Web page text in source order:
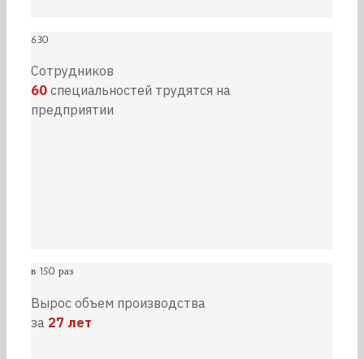
630
Сотрудников
60 специальностей трудятся на
предприятии
в 150 раз
Вырос объем производства
за 27 лет